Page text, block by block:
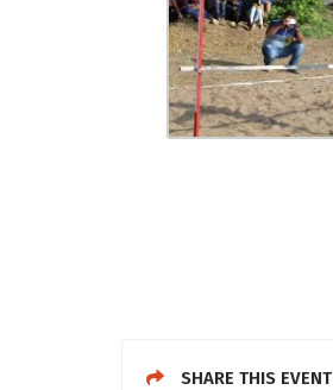
SHARE THIS EVENT